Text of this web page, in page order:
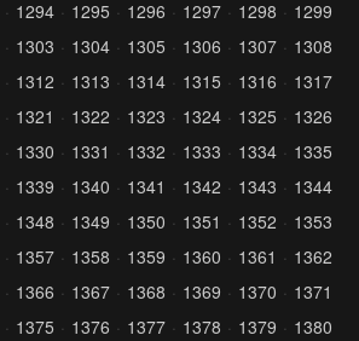
1294 1295 1296 1297 1298
1299
1303 1304 1305 1306 1307
1308
1312 1313 1314 1315 1316
1317
1321 1322 1323 1324 1325
1326
1330 1331 1332 1333 1334
1335
1339 1340 1341 1342 1343
1344
1348 1349 1350 1351 1352
1353
1357 1358 1359 1360 1361
1362
1366 1367 1368 1369 1370
1371
1375 1376 1377 1378 1379
1380